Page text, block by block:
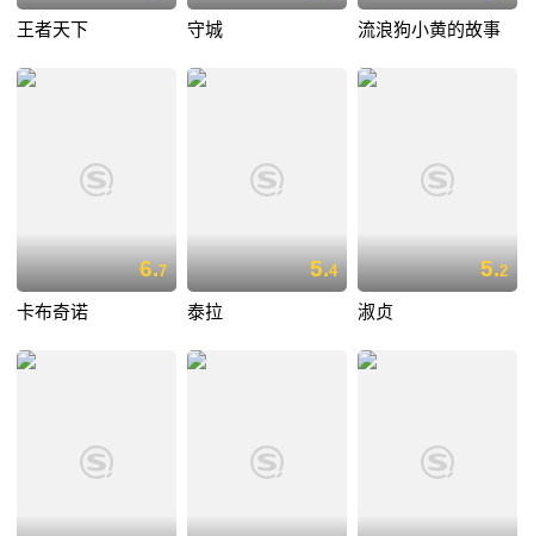
王者天下 守城 流浪狗小黄的故事
6.7
卡布奇诺
5.4
泰拉
5.2
淑贞